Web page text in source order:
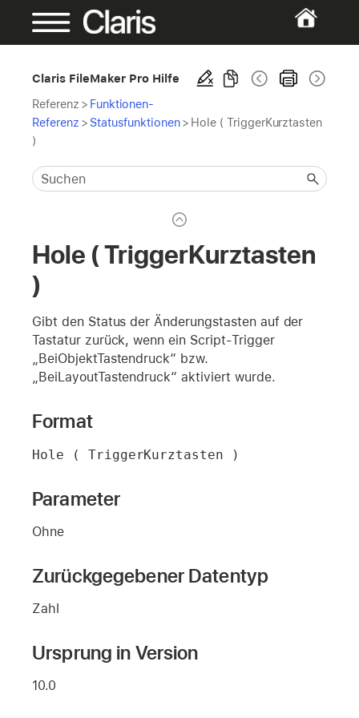
Claris FileMaker Pro Hilfe
Referenz > Funktionen-
Referenz > Statusfunktionen> Hole ( TriggerKurztasten
)
Hole ( TriggerKurztasten
)
Gibt den Status der Änderungstasten auf der
Tastatur zurück, wenn ein Script-Trigger
„BeiObjektTastendruck“ bzw.
„BeiLayoutTastendruck“ aktiviert wurde.
Format
Hole ( TriggerKurztasten )
Parameter
Ohne
Zurückgegebener Datentyp
Zahl
Ursprung in Version
10.0